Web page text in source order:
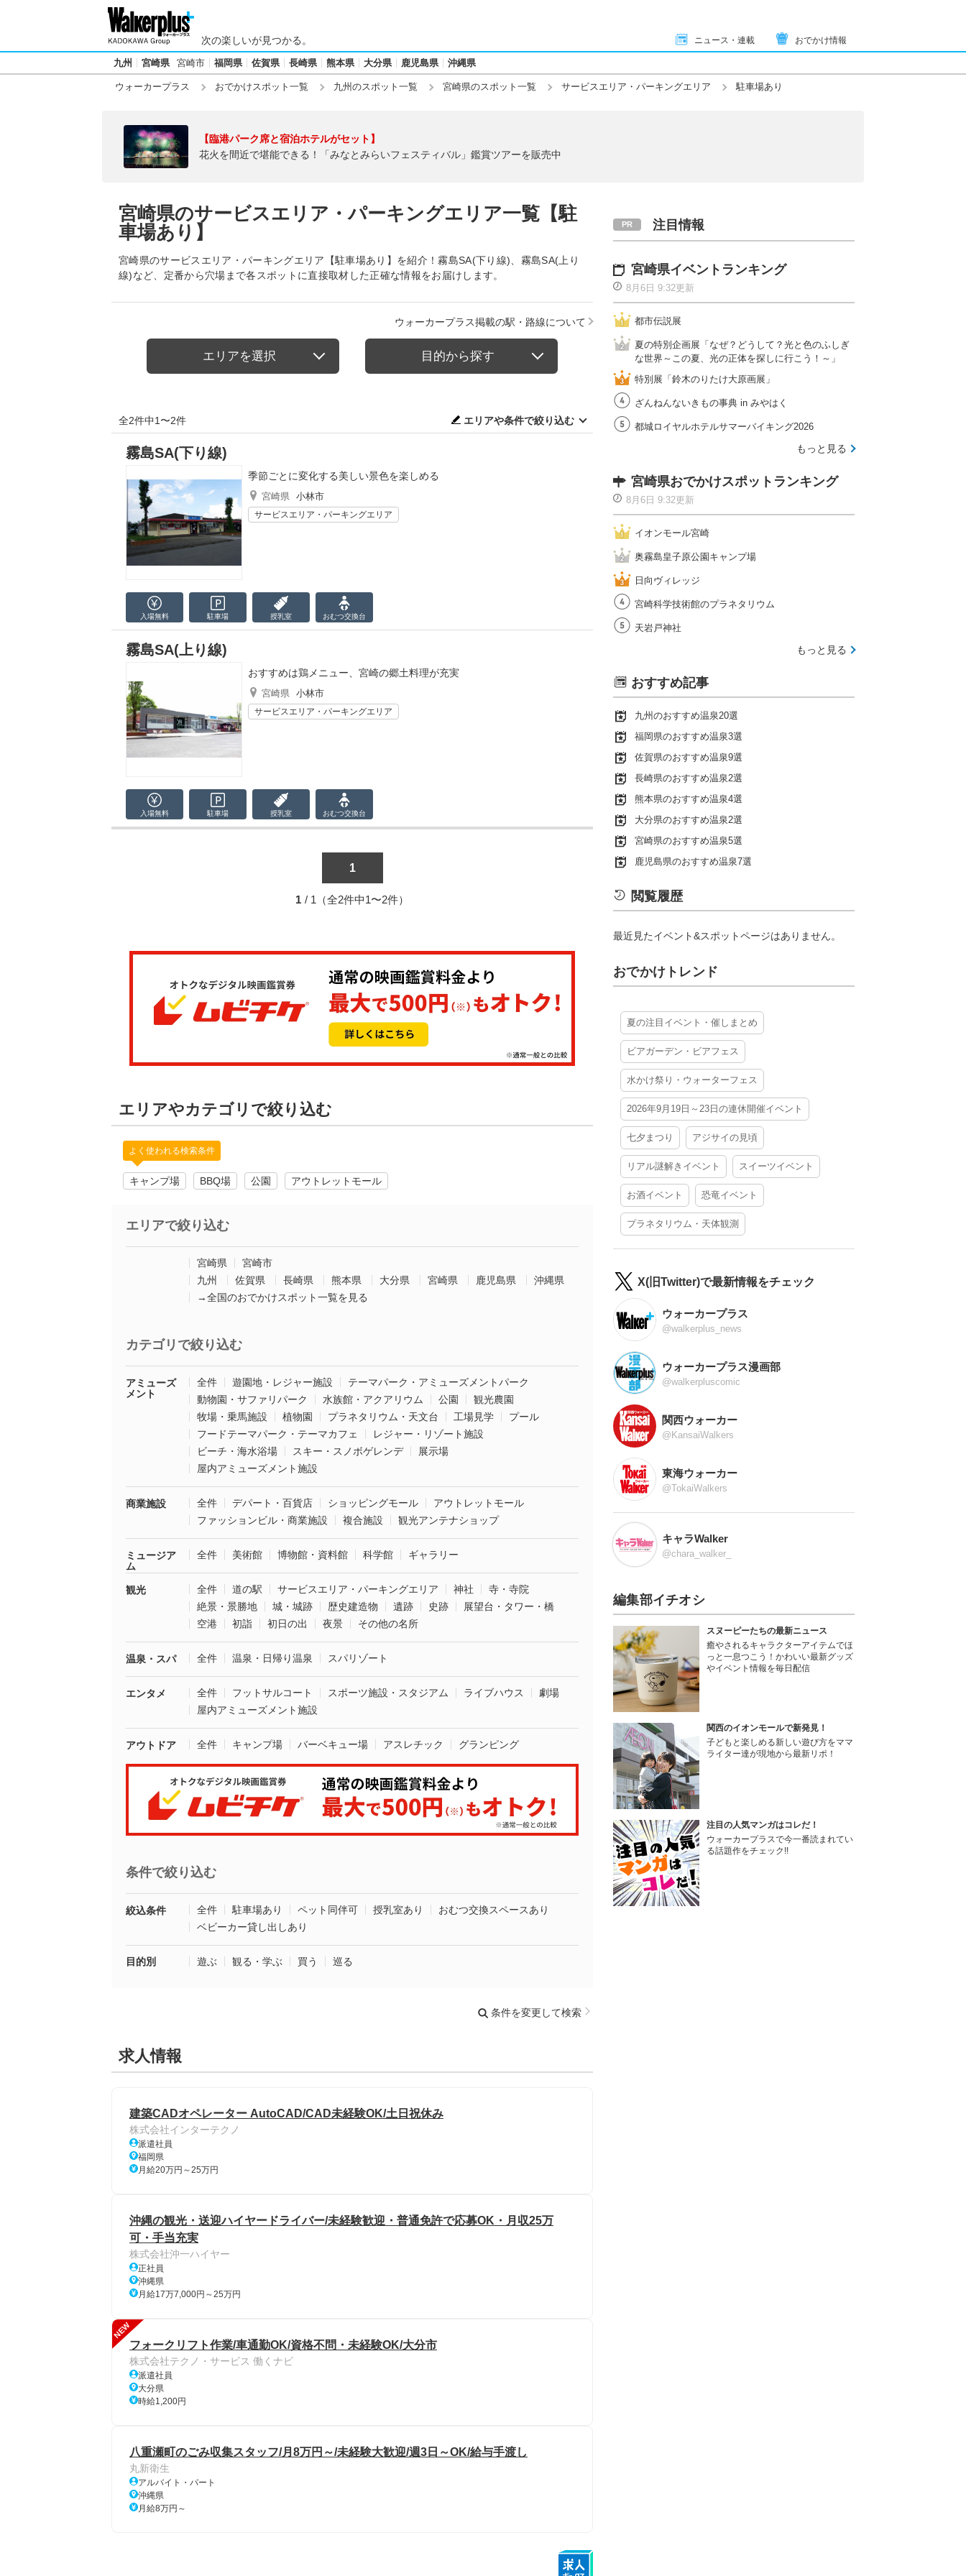
次の楽しいが見つかる。 ニュース・連載 おでかけ情報
九州 宮崎県 宮崎市 福岡県 佐賀県 長崎県 熊本県 大分県 鹿児島県 沖縄県
ウォーカープラス おでかけスポット一覧 九州のスポット一覧 宮崎県のスポット一覧 サービスエリア・パーキングエリア 駐車場あり
【臨港パーク席と宿泊ホテルがセット】
花火を間近で堪能できる！「みなとみらいフェスティバル」鑑賞ツアーを販売中
宮崎県のサービスエリア・パーキングエリア一覧【駐
車場あり】
宮崎県のサービスエリア・パーキングエリア【駐車場あり】を紹介！霧島SA(下り線)、霧島SA(上り
線)など、定番から穴場まで各スポットに直接取材した正確な情報をお届けします。
ウォーカープラス掲載の駅・路線について
エリアを選択 目的から探す
全2件中1〜2件 エリアや条件で絞り込む
霧島SA(下り線)
季節ごとに変化する美しい景色を楽しめる
宮崎県 小林市
サービスエリア・パーキングエリア
入場無料 駐車場 授乳室 おむつ交換台
霧島SA(上り線)
おすすめは鶏メニュー、宮崎の郷土料理が充実
宮崎県 小林市
サービスエリア・パーキングエリア
入場無料 駐車場 授乳室 おむつ交換台
1
1 / 1（全2件中1〜2件）
エリアやカテゴリで絞り込む
よく使われる検索条件
キャンプ場 BBQ場 公園 アウトレットモール
エリアで絞り込む
宮崎県
宮崎市
九州
佐賀県 長崎県 熊本県 大分県 宮崎県 鹿児島県
沖縄県
→全国のおでかけスポット一覧を見る
カテゴリで絞り込む
アミューズ
メント
全件 遊園地・レジャー施設
テーマパーク・アミューズメントパーク
動物園・サファリパーク
水族館・アクアリウム 公園
観光農園
牧場・乗馬施設
植物園 プラネタリウム・天文台 工場見学
プール
フードテーマパーク・テーマカフェ
レジャー・リゾート施設
ビーチ・海水浴場
スキー・スノボゲレンデ
展示場
屋内アミューズメント施設
商業施設 全件 デパート・百貨店 ショッピングモール
アウトレットモール
ファッションビル・商業施設
複合施設 観光アンテナショップ
ミュージア
ム
全件 美術館 博物館・資料館 科学館 ギャラリー
観光 全件 道の駅 サービスエリア・パーキングエリア 神社
寺・寺院
絶景・景勝地
城・城跡 歴史建造物 遺跡 史跡
展望台・タワー・橋
空港
初詣 初日の出 夜景 その他の名所
温泉・スパ 全件 温泉・日帰り温泉 スパリゾート
エンタメ 全件 フットサルコート スポーツ施設・スタジアム ライブハウス
劇場
屋内アミューズメント施設
アウトドア 全件 キャンプ場 バーベキュー場 アスレチック グランピング
条件で絞り込む
絞込条件 全件 駐車場あり ペット同伴可 授乳室あり
おむつ交換スペースあり
ベビーカー貸し出しあり
目的別 遊ぶ 観る・学ぶ 買う 巡る
条件を変更して検索
求人情報
建築CADオペレーター AutoCAD/CAD未経験OK/土日祝休み
株式会社インターテクノ
派遣社員
福岡県
月給20万円～25万円
沖縄の観光・送迎ハイヤードライバー/未経験歓迎・普通免許で応募OK・月収25万
可・手当充実
株式会社沖一ハイヤー
正社員
沖縄県
月給17万7,000円～25万円
NEW
フォークリフト作業/車通勤OK/資格不問・未経験OK/大分市
株式会社テクノ・サービス 働くナビ
派遣社員
大分県
時給1,200円
八重瀬町のごみ収集スタッフ/月8万円～/未経験大歓迎/週3日～OK/給与手渡し
丸新衛生
アルバイト・パート
沖縄県
月給8万円～
注目情報
宮崎県イベントランキング
8月6日 9:32更新
都市伝説展
夏の特別企画展「なぜ？どうして？光と色のふしぎ
な世界～この夏、光の正体を探しに行こう！～」
特別展「鈴木のりたけ大原画展」
ざんねんないきもの事典 in みやはく
都城ロイヤルホテルサマーバイキング2026
もっと見る
宮崎県おでかけスポットランキング
8月6日 9:32更新
イオンモール宮崎
奥霧島皇子原公園キャンプ場
日向ヴィレッジ
宮崎科学技術館のプラネタリウム
天岩戸神社
もっと見る
おすすめ記事
九州のおすすめ温泉20選
福岡県のおすすめ温泉3選
佐賀県のおすすめ温泉9選
長崎県のおすすめ温泉2選
熊本県のおすすめ温泉4選
大分県のおすすめ温泉2選
宮崎県のおすすめ温泉5選
鹿児島県のおすすめ温泉7選
閲覧履歴
最近見たイベント&スポットページはありません。
おでかけトレンド
夏の注目イベント・催しまとめ
ビアガーデン・ビアフェス
水かけ祭り・ウォーターフェス
2026年9月19日～23日の連休開催イベント
七夕まつり アジサイの見頃
リアル謎解きイベント スイーツイベント
お酒イベント 恐竜イベント
プラネタリウム・天体観測
X(旧Twitter)で最新情報をチェック
ウォーカープラス
@walkerplus_news
ウォーカープラス漫画部
@walkerpluscomic
関西ウォーカー
@KansaiWalkers
東海ウォーカー
@TokaiWalkers
キャラWalker
@chara_walker_
編集部イチオシ
スヌーピーたちの最新ニュース
癒やされるキャラクターアイテムでほ
っと一息つこう！かわいい最新グッズ
やイベント情報を毎日配信
関西のイオンモールで新発見！
子どもと楽しめる新しい遊び方をママ
ライター達が現地から最新リポ！
注目の人気マンガはコレだ！
ウォーカープラスで今一番読まれてい
る話題作をチェック!!